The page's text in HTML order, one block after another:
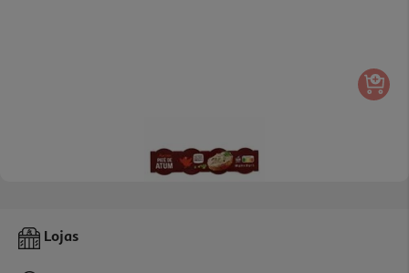
Paté De Atum Auchan 4*22g
Lojas